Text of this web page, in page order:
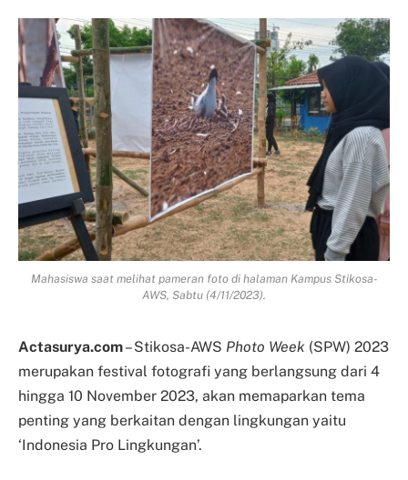
Mahasiswa saat melihat pameran foto di halaman Kampus Stikosa-
AWS, Sabtu (4/11/2023).
Actasurya.com– Stikosa-AWS Photo Week (SPW) 2023
merupakan festival fotografi yang berlangsung dari 4
hingga 10 November 2023, akan memaparkan tema
penting yang berkaitan dengan lingkungan yaitu
‘Indonesia Pro Lingkungan’.